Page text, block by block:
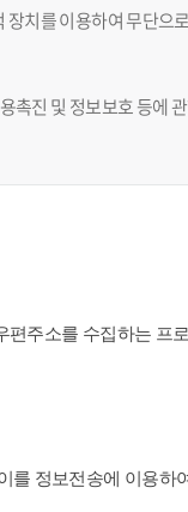
치를 이용하여 무단으
진 및 정보보호 등에
주소를 수집하는 프
를 정보전송에 이용하